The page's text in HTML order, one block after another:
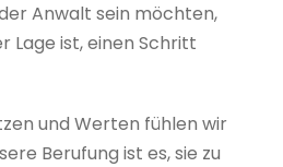
Anwalt sein möchten,
Lage ist, einen Schritt
und Werten fühlen wir
Berufung ist es, sie zu